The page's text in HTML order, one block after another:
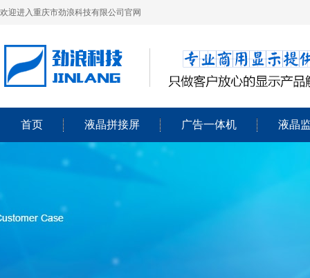
欢迎进入重庆市劲浪科技有限公司官网
首页 液晶拼接屏 广告一体机 液晶